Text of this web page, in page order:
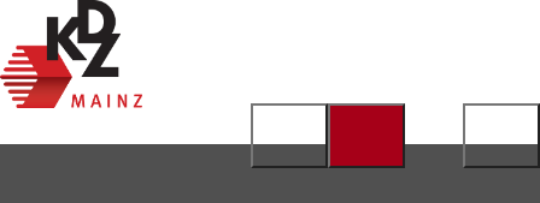
Vai al contenuto
pagina
iniziale